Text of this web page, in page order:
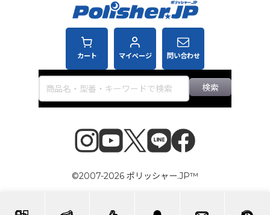
カート マイページ 問い合わせ
検索
©2007-2026 ポリッシャー.JP™